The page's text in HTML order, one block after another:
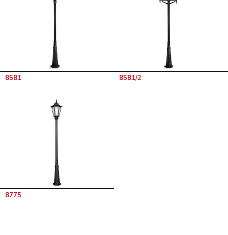
8581 8581/2
8775